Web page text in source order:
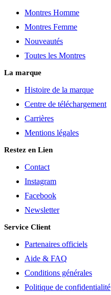
Montres Homme
Montres Femme
Nouveautés
Toutes les Montres
La marque
Histoire de la marque
Centre de téléchargement
Carrières
Mentions légales
Restez en Lien
Contact
Instagram
Facebook
Newsletter
Service Client
Partenaires officiels
Aide & FAQ
Conditions générales
Politique de confidentialité